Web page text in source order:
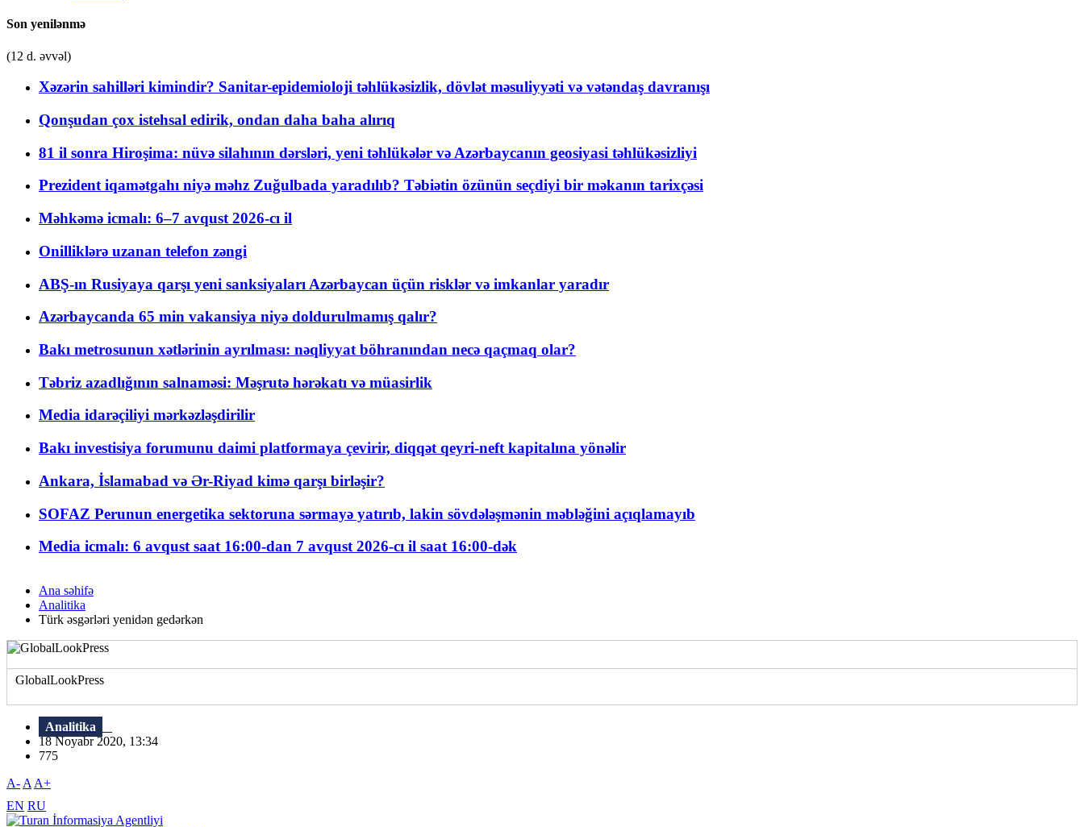
Son yenilənmə
(12 d. əvvəl)
Xəzərin sahilləri kimindir? Sanitar-epidemioloji təhlükəsizlik, dövlət məsuliyyəti və vətəndaş davranışı
Qonşudan çox istehsal edirik, ondan daha baha alırıq
81 il sonra Hiroşima: nüvə silahının dərsləri, yeni təhlükələr və Azərbaycanın geosiyasi təhlükəsizliyi
Prezident iqamətgahı niyə məhz Zuğulbada yaradılıb? Təbiətin özünün seçdiyi bir məkanın tarixçəsi
Məhkəmə icmalı: 6–7 avqust 2026-cı il
Onilliklərə uzanan telefon zəngi
ABŞ-ın Rusiyaya qarşı yeni sanksiyaları Azərbaycan üçün risklər və imkanlar yaradır
Azərbaycanda 65 min vakansiya niyə doldurulmamış qalır?
Bakı metrosunun xətlərinin ayrılması: nəqliyyat böhranından necə qaçmaq olar?
Təbriz azadlığının salnaməsi: Məşrutə hərəkatı və müasirlik
Media idarəçiliyi mərkəzləşdirilir
Bakı investisiya forumunu daimi platformaya çevirir, diqqət qeyri-neft kapitalına yönəlir
Ankara, İslamabad və Ər-Riyad kimə qarşı birləşir?
SOFAZ Perunun energetika sektoruna sərmayə yatırıb, lakin sövdələşmənin məbləğini açıqlamayıb
Media icmalı: 6 avqust saat 16:00-dan 7 avqust 2026-cı il saat 16:00-dək
Ana səhifə
Analitika
Türk əsgərləri yenidən gedərkən
GlobalLookPress
Analitika
18 Noyabr 2020, 13:34
775
A- A A+
EN RU